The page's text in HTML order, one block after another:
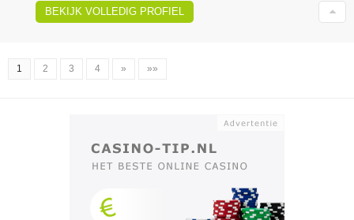
BEKIJK VOLLEDIG PROFIEL
1 2 3 4 » »»